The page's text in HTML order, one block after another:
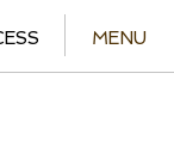
MENU